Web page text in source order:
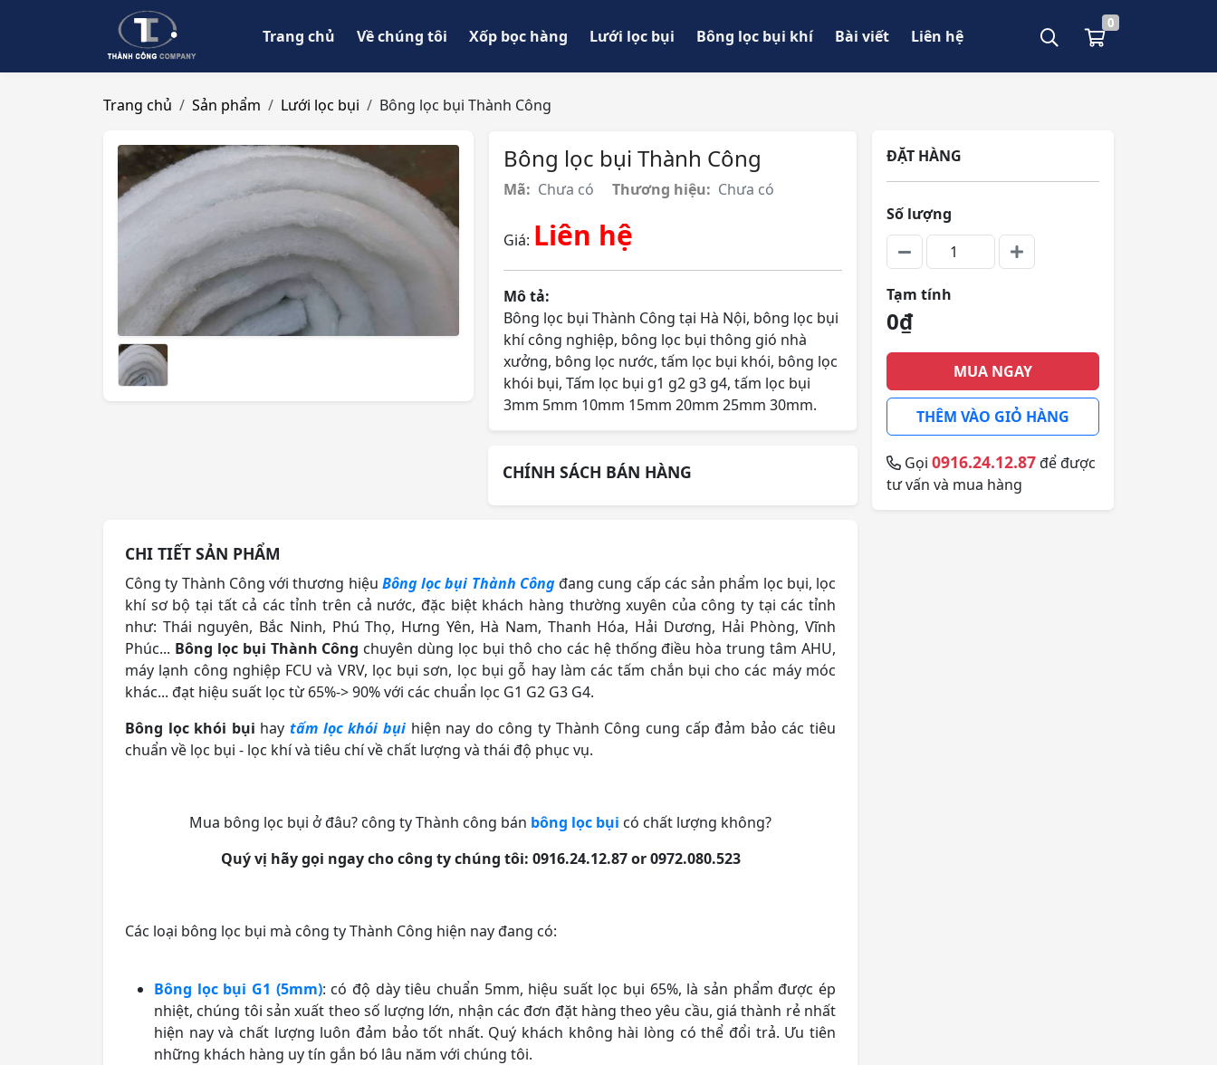
Trang chủ Về chúng tôi Xốp bọc hàng Lưới lọc bụi Bông lọc bụi khí Bài viết Liên hệ
0
Trang chủ Sản phẩm Lưới lọc bụi Bông lọc bụi Thành Công
Bông lọc bụi Thành Công
Mã: Chưa có Thương hiệu: Chưa có
Giá: Liên hệ
Mô tả:
Bông lọc bụi Thành Công tại Hà Nội, bông lọc bụi
khí công nghiệp, bông lọc bụi thông gió nhà
xưởng, bông lọc nước, tấm lọc bụi khói, bông lọc
khói bụi, Tấm lọc bụi g1 g2 g3 g4, tấm lọc bụi
3mm 5mm 10mm 15mm 20mm 25mm 30mm.
CHÍNH SÁCH BÁN HÀNG
CHI TIẾT SẢN PHẨM
Công ty Thành Công với thương hiệu Bông lọc bụi Thành Côngđang cung cấp các sản phẩm lọc bụi, lọc
khí sơ bộ tại tất cả các tỉnh trên cả nước, đặc biệt khách hàng thường xuyên của công ty tại các tỉnh
như: Thái nguyên, Bắc Ninh, Phú Thọ, Hưng Yên, Hà Nam, Thanh Hóa, Hải Dương, Hải Phòng, Vĩnh
Phúc... Bông lọc bụi Thành Công chuyên dùng lọc bụi thô cho các hệ thống điều hòa trung tâm AHU,
máy lạnh công nghiệp FCU và VRV, lọc bụi sơn, lọc bụi gỗ hay làm các tấm chắn bụi cho các máy móc
khác... đạt hiệu suất lọc từ 65%-> 90% với các chuẩn lọc G1 G2 G3 G4.
Bông lọc khói bụi haytấm lọc khói bụi hiện nay do công ty Thành Công cung cấp đảm bảo các tiêu
chuẩn về lọc bụi - lọc khí và tiêu chí về chất lượng và thái độ phục vụ.
Mua bông lọc bụi ở đâu? công ty Thành công bán bông lọc bụi có chất lượng không?
Quý vị hãy gọi ngay cho công ty chúng tôi: 0916.24.12.87 or 0972.080.523
Các loại bông lọc bụi mà công ty Thành Công hiện nay đang có:
Bông lọc bụi G1 (5mm): có độ dày tiêu chuẩn 5mm, hiệu suất lọc bụi 65%, là sản phẩm được ép
nhiệt, chúng tôi sản xuất theo số lượng lớn, nhận các đơn đặt hàng theo yêu cầu, giá thành rẻ nhất
hiện nay và chất lượng luôn đảm bảo tốt nhất. Quý khách không hài lòng có thể đổi trả. Ưu tiên
những khách hàng uy tín gắn bó lâu năm với chúng tôi.
ĐẶT HÀNG
Số lượng
Tạm tính
0₫
MUA NGAY
THÊM VÀO GIỎ HÀNG
Gọi 0916.24.12.87để được
tư vấn và mua hàng